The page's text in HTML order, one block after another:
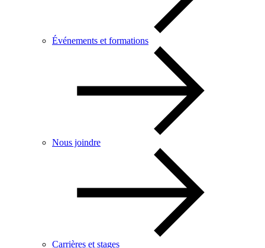
Événements et formations
Nous joindre
Carrières et stages